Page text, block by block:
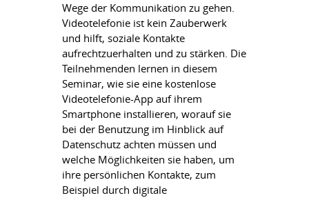
Wege der Kommunikation zu gehen.
Videotelefonie ist kein Zauberwerk
und hilft, soziale Kontakte
aufrechtzuerhalten und zu stärken. Die
Teilnehmenden lernen in diesem
Seminar, wie sie eine kostenlose
Videotelefonie-App auf ihrem
Smartphone installieren, worauf sie
bei der Benutzung im Hinblick auf
Datenschutz achten müssen und
welche Möglichkeiten sie haben, um
ihre persönlichen Kontakte, zum
Beispiel durch digitale